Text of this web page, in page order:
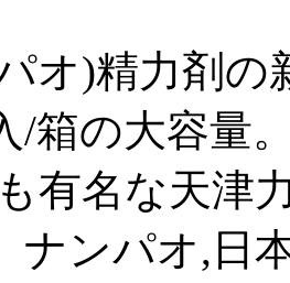
オ)精力剤の
/箱の大容量
有名な天津
ナンパオ,日